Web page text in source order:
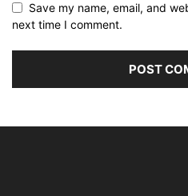
Save my name, email, and
next time I comment.